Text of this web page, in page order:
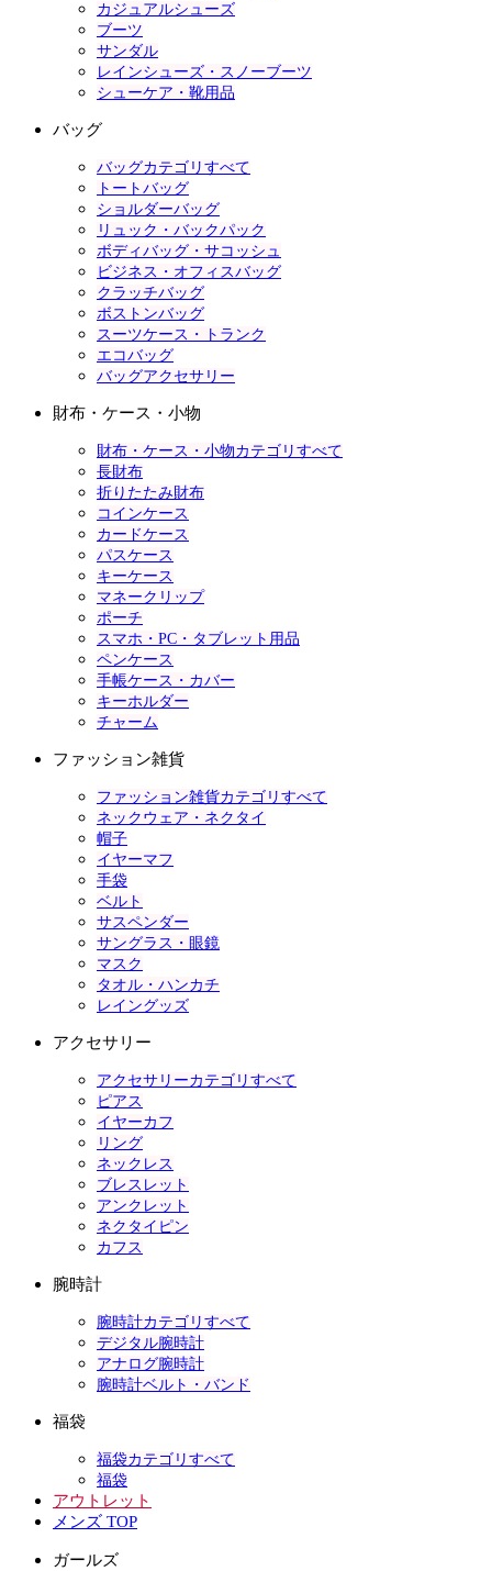
カジュアルシューズ
ブーツ
サンダル
レインシューズ・スノーブーツ
シューケア・靴用品
バッグ
バッグカテゴリすべて
トートバッグ
ショルダーバッグ
リュック・バックパック
ボディバッグ・サコッシュ
ビジネス・オフィスバッグ
クラッチバッグ
ボストンバッグ
スーツケース・トランク
エコバッグ
バッグアクセサリー
財布・ケース・小物
財布・ケース・小物カテゴリすべて
長財布
折りたたみ財布
コインケース
カードケース
パスケース
キーケース
マネークリップ
ポーチ
スマホ・PC・タブレット用品
ペンケース
手帳ケース・カバー
キーホルダー
チャーム
ファッション雑貨
ファッション雑貨カテゴリすべて
ネックウェア・ネクタイ
帽子
イヤーマフ
手袋
ベルト
サスペンダー
サングラス・眼鏡
マスク
タオル・ハンカチ
レイングッズ
アクセサリー
アクセサリーカテゴリすべて
ピアス
イヤーカフ
リング
ネックレス
ブレスレット
アンクレット
ネクタイピン
カフス
腕時計
腕時計カテゴリすべて
デジタル腕時計
アナログ腕時計
腕時計ベルト・バンド
福袋
福袋カテゴリすべて
福袋
アウトレット
メンズ TOP
ガールズ